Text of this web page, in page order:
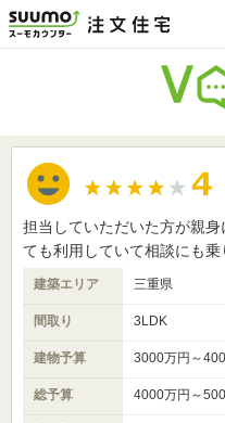
担当していただいた方が親
ても利用していて相談にも乗
建築エリア 三重県
間取り 3LDK
建物予算 3000万円～
総予算 4000万円～